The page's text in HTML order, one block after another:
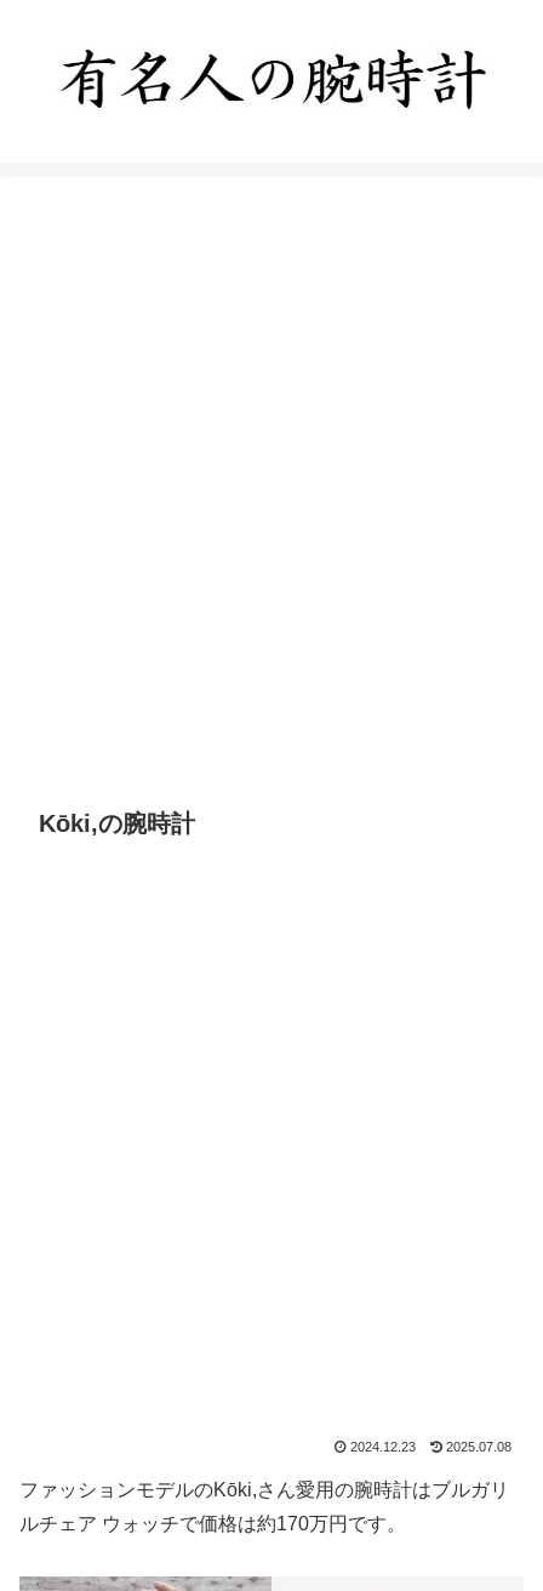
Kōki,の腕時計
2024.12.23 2025.07.08
ファッションモデルのKōki,さん愛用の腕時計はブルガリ
ルチェア ウォッチで価格は約170万円です。